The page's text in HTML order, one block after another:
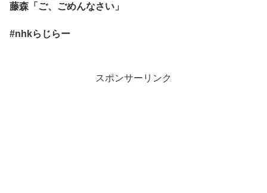
藤森「ご、ごめんなさい」
#nhkらじらー
スポンサーリンク